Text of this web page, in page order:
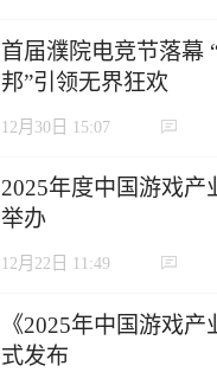
首届濮院电竞节落幕
邦”引领无界狂欢
12月30日 15:07
2025年度中国游戏产
举办
12月22日 11:49
《2025年中国游戏产
式发布